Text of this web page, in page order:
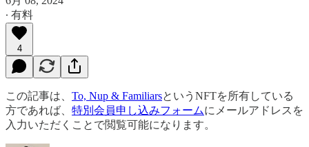
∙ 有料
4
この記事は、 To, Nup & FamiliarsというNFTを所有している
方であれば、 特別会員申し込みフォームにメールアドレスを
入力いただくことで閲覧可能になります。